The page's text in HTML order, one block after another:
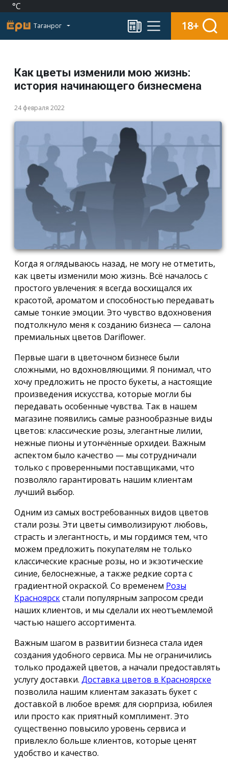
°C
Таганрог 18+
Как цветы изменили мою жизнь:
история начинающего бизнесмена
24 февраля 2022
Когда я оглядываюсь назад, не могу не отметить,
как цветы изменили мою жизнь. Всё началось с
простого увлечения: я всегда восхищался их
красотой, ароматом и способностью передавать
самые тонкие эмоции. Это чувство вдохновения
подтолкнуло меня к созданию бизнеса — салона
премиальных цветов Dariflower.
Первые шаги в цветочном бизнесе были
сложными, но вдохновляющими. Я понимал, что
хочу предложить не просто букеты, а настоящие
произведения искусства, которые могли бы
передавать особенные чувства. Так в нашем
магазине появились самые разнообразные виды
цветов: классические розы, элегантные лилии,
нежные пионы и утончённые орхидеи. Важным
аспектом было качество — мы сотрудничали
только с проверенными поставщиками, что
позволяло гарантировать нашим клиентам
лучший выбор.
Одним из самых востребованных видов цветов
стали розы. Эти цветы символизируют любовь,
страсть и элегантность, и мы гордимся тем, что
можем предложить покупателям не только
классические красные розы, но и экзотические
синие, белоснежные, а также редкие сорта с
градиентной окраской. Со временем Розы
Красноярскстали популярным запросом среди
наших клиентов, и мы сделали их неотъемлемой
частью нашего ассортимента.
Важным шагом в развитии бизнеса стала идея
создания удобного сервиса. Мы не ограничились
только продажей цветов, а начали предоставлять
услугу доставки. Доставка цветов в Красноярске
позволила нашим клиентам заказать букет с
доставкой в любое время: для сюрприза, юбилея
или просто как приятный комплимент. Это
существенно повысило уровень сервиса и
привлекло больше клиентов, которые ценят
удобство и качество.